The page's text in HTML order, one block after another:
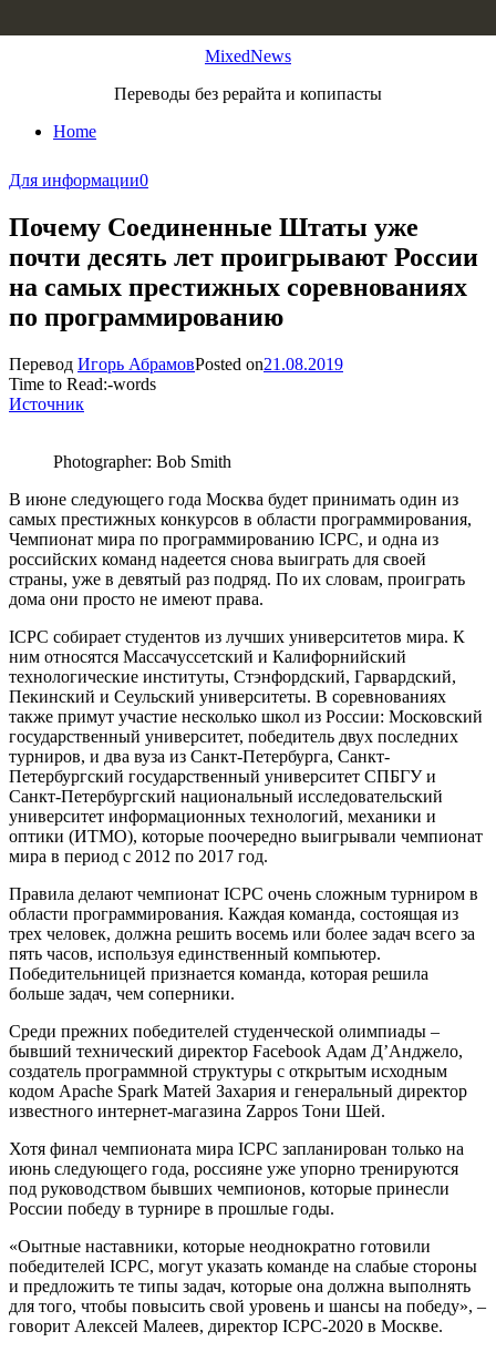
MixedNews
Переводы без рерайта и копипасты
Home
Для информации0
Почему Соединенные Штаты уже
почти десять лет проигрывают России
на самых престижных соревнованиях
по программированию
Перевод Игорь АбрамовPosted on21.08.2019
Time to Read:-words
Источник
Photographer: Bob Smith
В июне следующего года Москва будет принимать один из
самых престижных конкурсов в области программирования,
Чемпионат мира по программированию ICPC, и одна из
российских команд надеется снова выиграть для своей
страны, уже в девятый раз подряд. По их словам, проиграть
дома они просто не имеют права.
ICPC собирает студентов из лучших университетов мира. К
ним относятся Массачуссетский и Калифорнийский
технологические институты, Стэнфордский, Гарвардский,
Пекинский и Сеульский университеты. В соревнованиях
также примут участие несколько школ из России: Московский
государственный университет, победитель двух последних
турниров, и два вуза из Санкт-Петербурга, Санкт-
Петербургский государственный университет СПБГУ и
Санкт-Петербургский национальный исследовательский
университет информационных технологий, механики и
оптики (ИТМО), которые поочередно выигрывали чемпионат
мира в период с 2012 по 2017 год.
Правила делают чемпионат ICPC очень сложным турниром в
области программирования. Каждая команда, состоящая из
трех человек, должна решить восемь или более задач всего за
пять часов, используя единственный компьютер.
Победительницей признается команда, которая решила
больше задач, чем соперники.
Среди прежних победителей студенческой олимпиады –
бывший технический директор Facebook Адам Д’Анджело,
создатель программной структуры с открытым исходным
кодом Apache Spark Матей Захария и генеральный директор
известного интернет-магазина Zappos Тони Шей.
Хотя финал чемпионата мира ICPC запланирован только на
июнь следующего года, россияне уже упорно тренируются
под руководством бывших чемпионов, которые принесли
России победу в турнире в прошлые годы.
«Оытные наставники, которые неоднократно готовили
победителей ICPC, могут указать команде на слабые стороны
и предложить те типы задач, которые она должна выполнять
для того, чтобы повысить свой уровень и шансы на победу», –
говорит Алексей Малеев, директор ICPC-2020 в Москве.